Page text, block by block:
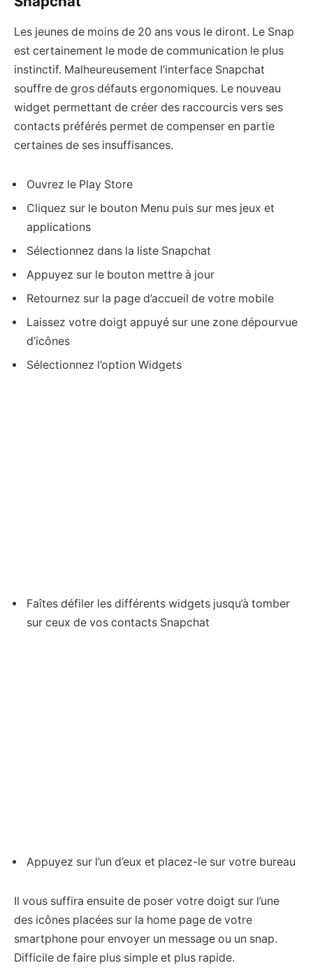
Les jeunes de moins de 20 ans vous le diront. Le Snap
est certainement le mode de communication le plus
instinctif. Malheureusement l’interface Snapchat
souffre de gros défauts ergonomiques. Le nouveau
widget permettant de créer des raccourcis vers ses
contacts préférés permet de compenser en partie
certaines de ses insuffisances.
Ouvrez le Play Store
Cliquez sur le bouton Menu puis sur mes jeux et
applications
Sélectionnez dans la liste Snapchat
Appuyez sur le bouton mettre à jour
Retournez sur la page d’accueil de votre mobile
Laissez votre doigt appuyé sur une zone dépourvue
d’icônes
Sélectionnez l’option Widgets
Faîtes défiler les différents widgets jusqu’à tomber
sur ceux de vos contacts Snapchat
Appuyez sur l’un d’eux et placez-le sur votre bureau
Il vous suffira ensuite de poser votre doigt sur l’une
des icônes placées sur la home page de votre
smartphone pour envoyer un message ou un snap.
Difficile de faire plus simple et plus rapide.